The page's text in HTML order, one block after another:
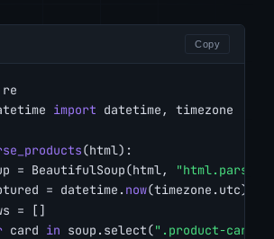
Copy
re
import datetime, timezone
(html):
= BeautifulSoup(html,
"html.parser"
= datetime.
now
= []
card in soup.select(".product-card"